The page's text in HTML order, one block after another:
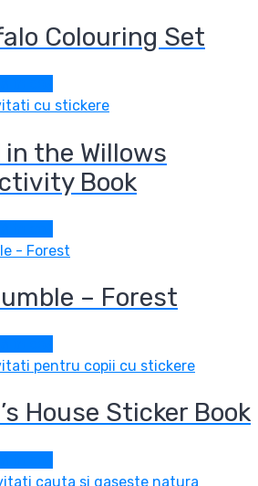
Colouring Set
in the Willows
Book
– Forest
House Sticker Book